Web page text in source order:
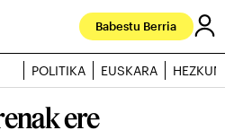
Babestu Berria
POLITIKA EUSKARA
ere